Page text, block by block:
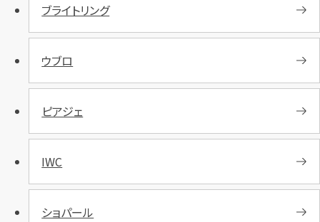
ブライトリング
ウブロ
ピアジェ
IWC
ショパール